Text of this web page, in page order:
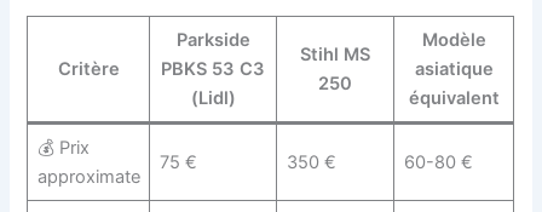
Critère
Parkside
PBKS 53 C3
(Lidl)
Stihl MS
250
Modèle
asiatique
équivalent
💰 Prix
approximate
75 € 350 € 60-80 €